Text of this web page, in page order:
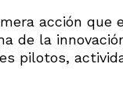
acción que
de la
pilotos,